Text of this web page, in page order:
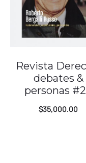
Revista
debates &
personas
$35,000.00